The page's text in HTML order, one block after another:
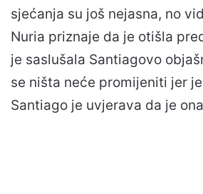
sjećanja su još nejasna, no
Nuria priznaje da je otišla
je saslušala Santiagovo
se ništa neće promijeniti jer
Santiago je uvjerava da je